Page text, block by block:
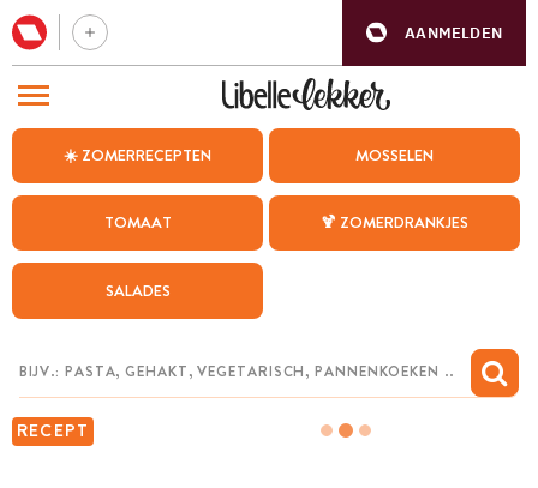
AANMELDEN
☀️ ZOMERRECEPTEN MOSSELEN
TOMAAT 🍹 ZOMERDRANKJES
SALADES
RECEPT
BEZOEK ONZE ANDERE WEBSITES
WEEKMENU
CHAT MET MAIA
MIJN BEWAARDE RECEPTEN